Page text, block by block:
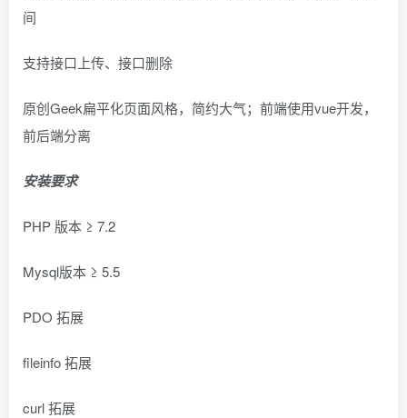
间
支持接口上传、接口删除
原创Geek扁平化页面风格，简约大气；前端使用vue开发，
前后端分离
安装要求
PHP 版本 ≥ 7.2
Mysql版本 ≥ 5.5
PDO 拓展
fileinfo 拓展
curl 拓展